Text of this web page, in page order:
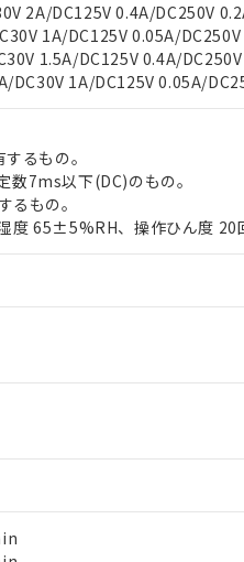
2A/DC125V 0.4A/DC250V
1A/DC125V 0.05A/
1.5A/DC125V 0.4A/
DC30V 1A/DC125V 0.05A/
るもの。
数7ms以下(DC)のもの。
るもの。
度 65±5%RH、操作ひん度
のうえご利用ください。
事業取扱商品の当社在庫状況
中には、本サービスの対象外
結果は、記載している更新日
の実際の在庫および標準価格
格はお客様のお取引先、また
社販売拠点は「
を当社の事前の承諾なく第三
当社にご登録された部品リス
関するお客様との取引・商談
質）の非含有に対応した製品
）の非含有に対応した製品に
物質）の非含有に非対応の商
物質）の非含有の対応状況を
としていたものが、含有品と
以下、 カドミウム(Cd) 100ppm以下、
ブチル (DIBP) 1000ppm以下
値を超える意図的な使用がないことを確
、予定月が前後することがあ
ド
RoHSの基準値以下であること
RoHSの基準値を超えているこ
へお問い合わせください。
Cd(カドミウム) : 100ppm、
臭化ビフェニル類) : 1000ppm、
フタル酸ジイソブチル) : 1000ppm、
て有害物質が外部に漏えいし、
ち、外国為替および外国貿易
供する場合は、日本国政府の
合は、完全に破砕するなど、
ミサイル、化学兵器、生物兵
。
販売する場合は、上記1、2お
売に係わる関係者が違法に輸
合意する
庫あり
については、お客様のお取引
にご確認ください)
状況の情報を公開していない